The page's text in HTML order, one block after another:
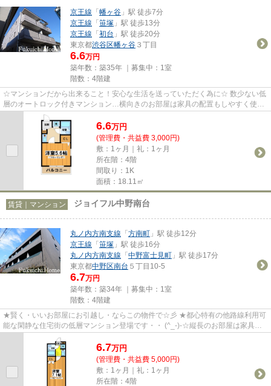
京王線 「幡ヶ谷 」駅 徒歩7分
京王線 「笹塚 」駅 徒歩13分
京王線 「初台 」駅 徒歩20分
東京都渋谷区幡ヶ谷 ３丁目
6.6万円
築年数：築35年 ｜募集中： 1室
階数：4階建
☆マンションだから出来ること！安心な生活を送っていただく為に☆ 数少ない低
層のオートロック付きマンション…横向きのお部屋は家具の配置もしやすく使い
勝手の良いお部屋☆IHシステムキ...
6.6万円
(管理費・共益費 3,000円)
敷：1ヶ月｜礼：1ヶ月
所在階：4階
間取り：1K
面積：18.11㎡
賃貸｜マンション ジョイフル中野南台
丸ノ内方南支線 「方南町 」駅 徒歩12分
京王線 「笹塚 」駅 徒歩16分
丸ノ内方南支線 「中野富士見町 」駅 徒歩17分
東京都中野区南台 ５丁目10-5
6.7万円
築年数：築34年 ｜募集中： 1室
階数：4階建
★賢く・いいお部屋にお引越し・ならこの物件で☆彡 ★都心特有の他路線利用可
能な閑静な住宅街の低層マンション登場です・・ (^_-)-☆縦長のお部屋は家具の
配置しやすいお部屋です！！エ...
6.7万円
(管理費・共益費 5,000円)
敷：1ヶ月｜礼：1ヶ月
所在階：4階